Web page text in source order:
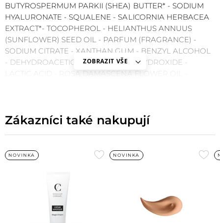
BUTYROSPERMUM PARKII (SHEA) BUTTER* - SODIUM
HYALURONATE - SQUALENE - SALICORNIA HERBACEA
EXTRACT*- TOCOPHEROL - HELIANTHUS ANNUUS
(SUNFLOWER) SEED OIL - PARFUM (FRAGRANCE) -
SODIUM CITRATE - XANTHAN GUM - BENZYL ALCOHOL
- DEHYDROACETIC ACID - SODIUM HYDROXIDE -
LACTIC ACID - ROSA DAMASCENA FLOWER OIL -
oxides) - CI 77492 (Iron oxides) - CI 77499 (Iron oxides)]
ZOBRAZIT VŠE
Zákazníci také nakupují
NOVINKA
PřidatNOVINKA